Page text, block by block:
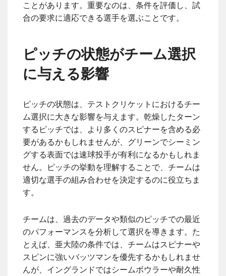
ことがあります。重要なのは、条件を評価し、試
合の要求に適応できる選手を選ぶことです。
ピッチの状態がチーム選択
に与える影響
ピッチの状態は、テストクリケットにおけるチー
ム選択に大きな影響を与えます。乾燥したターン
するピッチでは、より多くのスピナーを含める必
要があるかもしれませんが、グリーンでシーミン
グする表面では速球投手が有利になるかもしれま
せん。ピッチの挙動を理解することで、チームは
適切な選手の組み合わせを決定するのに役立ちま
す。
チームは、過去のデータや類似のピッチでの最近
のパフォーマンスを分析して選択を導きます。た
とえば、亜大陸の条件では、チームはスピナーや
スピンに強いバッツマンを優先するかもしれませ
んが、イングランドではシームボウラーや耐久性